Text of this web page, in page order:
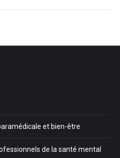
et bien-être
de la santé mental